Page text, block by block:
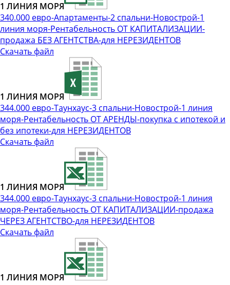
1 ЛИНИЯ МОРЯ
340.000 евро-Апартаменты-2 спальни-Новострой-1
линия моря-Рентабельность ОТ КАПИТАЛИЗАЦИИ-
продажа БЕЗ АГЕНТСТВА-для НЕРЕЗИДЕНТОВ
Скачать файл
1 ЛИНИЯ МОРЯ
344.000 евро-Таунхаус-3 спальни-Новострой-1 линия
моря-Рентабельность ОТ АРЕНДЫ-покупка с ипотекой и
без ипотеки-для НЕРЕЗИДЕНТОВ
Скачать файл
1 ЛИНИЯ МОРЯ
344.000 евро-Таунхаус-3 спальни-Новострой-1 линия
моря-Рентабельность ОТ КАПИТАЛИЗАЦИИ-продажа
ЧЕРЕЗ АГЕНТСТВО-для НЕРЕЗИДЕНТОВ
Скачать файл
1 ЛИНИЯ МОРЯ